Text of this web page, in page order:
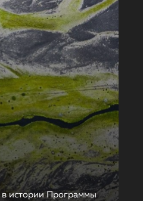
в истории Программы